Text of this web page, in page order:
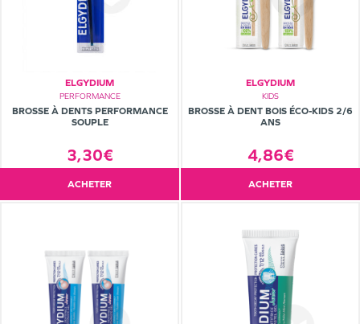
ELGYDIUM
PERFORMANCE
BROSSE À DENTS PERFORMANCE
SOUPLE
3,30€
ACHETER
ELGYDIUM
KIDS
BROSSE À DENT BOIS ÉCO-KIDS 2/6
ANS
4,86€
ACHETER